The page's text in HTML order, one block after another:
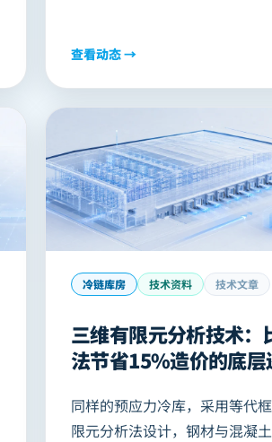
查看动态 →
冷链库房 技术资料 技术文章
三维有限元分析技术：
法节省15%造价的底层
同样的预应力冷库，采用等代
限元分析法设计，钢材与混凝